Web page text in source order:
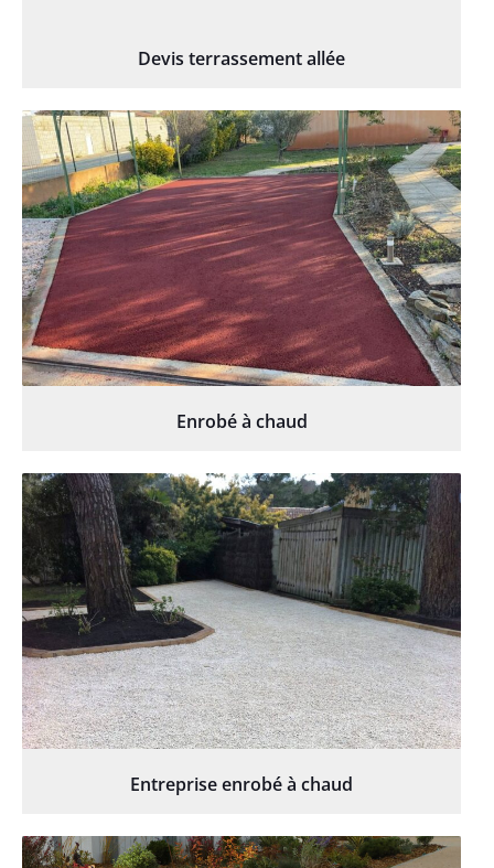
Devis terrassement allée
Enrobé à chaud
Entreprise enrobé à chaud